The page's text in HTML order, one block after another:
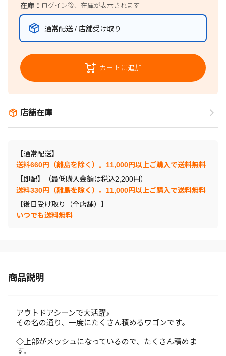
在庫： ログイン後、在庫が表示されます
通常配送 / 店舗受け取り
カートに追加
店舗在庫
【通常配送】
送料660円（離島を除く）。11,000円以上ご購入で送料無料
【即配】（最低購入金額は税込2,200円）
送料330円（離島を除く）。11,000円以上ご購入で送料無料
【後日受け取り（全店舗）】
いつでも送料無料
商品説明
アウトドアシーンで大活躍♪
その名の通り、一度にたくさん積めるワゴンです。
◇上部がメッシュになっているので、たくさん積めま
す。